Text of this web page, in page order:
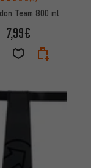
Team 800 ml
7,99€